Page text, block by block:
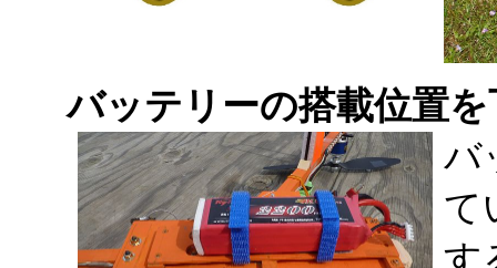
バッテリーの搭載位置
バ
て
す